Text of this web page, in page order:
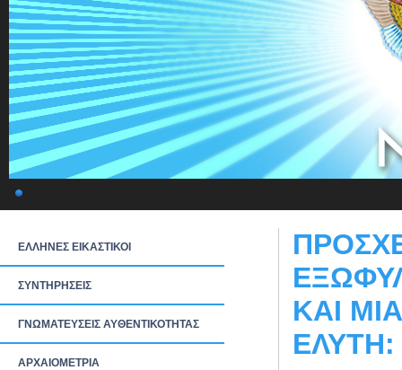
ΕΛΛΗΝΕΣ ΕΙΚΑΣΤΙΚΟΙ
ΣΥΝΤΗΡΗΣΕΙΣ
ΓΝΩΜΑΤΕΥΣΕΙΣ ΑΥΘΕΝΤΙΚΟΤΗΤΑΣ
ΑΡΧΑΙΟΜΕΤΡΙΑ
ΚΑΙ
ΕΛΥΤΗ: